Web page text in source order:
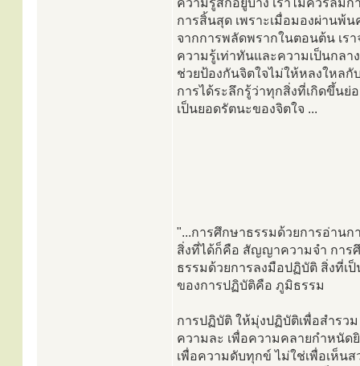
ความรู้สึกอยู่บ้าง เราไม่ควรลืม
การสิ้นสุด เพราะเมื่อมองผ่านพ้น
จากการพลัดพรากในตอนต้น เรา
ความรู้เท่าทันและความเป็นกลา
ช่วยป้องกันจิตใจไม่ให้หลงใหลกั
การได้ระลึกรู้ว่าทุกสิ่งที่เกิดขึ้นย่
เป็นยอดรัตนะของจิตใจ ...
"...การศึกษาธรรมด้วยการอ่านก
สิ่งที่ได้ก็คือ สัญญาความจำ การ
ธรรมด้วยการลงมือปฏิบัติ สิ่งที่เป็
ของการปฏิบัติคือ ภูมิธรรม
การปฏิบัติ ให้มุ่งปฏิบัติเพื่อสำรวม
ความละ เพื่อความคลายกำหนัด
เพื่อความดับทุกข์ ไม่ใช่เพื่อเห็นส